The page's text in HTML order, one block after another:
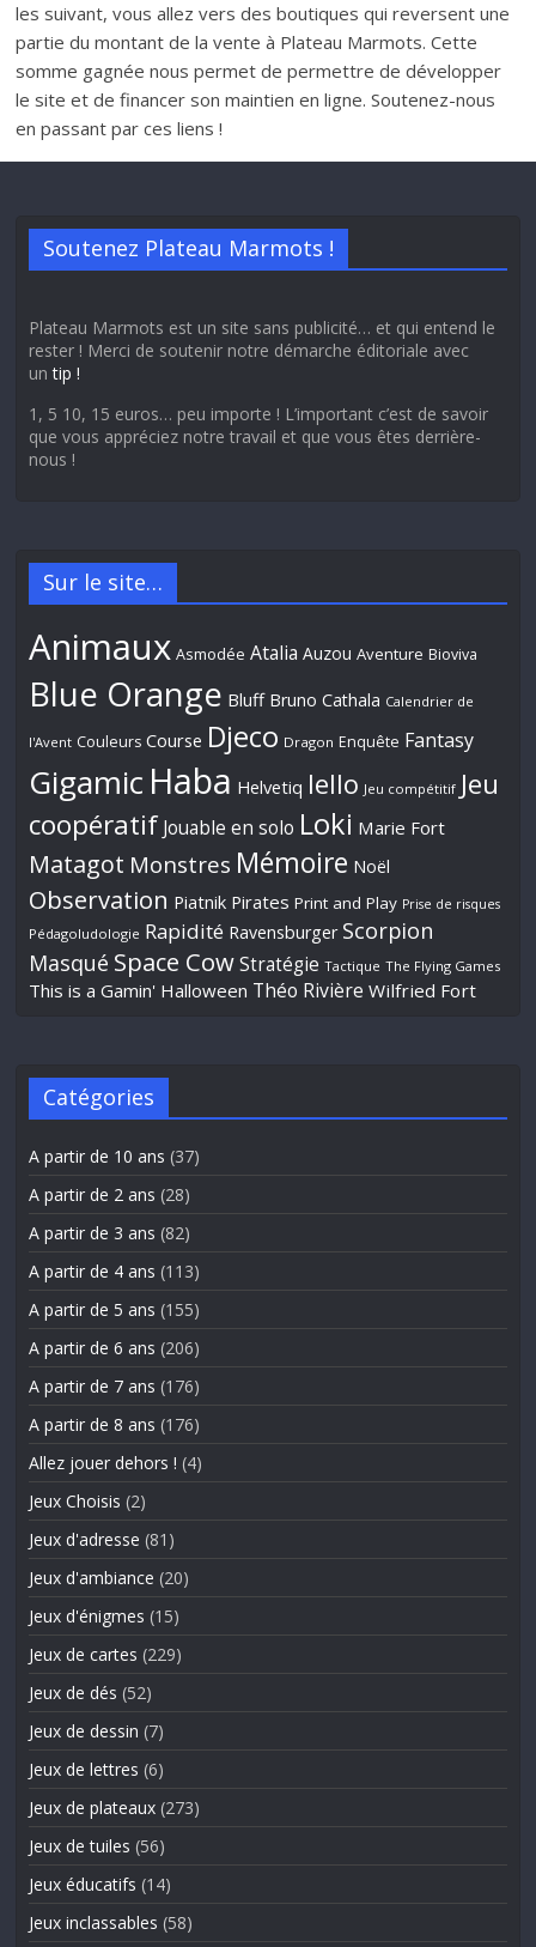
les suivant, vous allez vers des boutiques qui reversent une
partie du montant de la vente à Plateau Marmots. Cette
somme gagnée nous permet de permettre de développer
le site et de financer son maintien en ligne. Soutenez-nous
en passant par ces liens !
Soutenez Plateau Marmots !
Plateau Marmots est un site sans publicité… et qui entend le
rester ! Merci de soutenir notre démarche éditoriale avec
untip !
1, 5 10, 15 euros… peu importe ! L’important c’est de savoir
que vous appréciez notre travail et que vous êtes derrière-
nous !
Sur le site…
Animaux Asmodée Atalia Auzou Aventure Bioviva
Blue Orange Bluff Bruno Cathala Calendrier de
l'Avent Couleurs Course Djeco Dragon Enquête Fantasy
Gigamic Haba Helvetiq Iello Jeu compétitif Jeu
coopératif Jouable en solo Loki Marie Fort
Matagot Monstres Mémoire Noël
Observation Piatnik Pirates Print and Play Prise de risques
Pédagoludologie Rapidité Ravensburger Scorpion
Masqué Space Cow Stratégie Tactique The Flying Games
This is a Gamin' Halloween Théo Rivière Wilfried Fort
Catégories
A partir de 10 ans (37)
A partir de 2 ans (28)
A partir de 3 ans (82)
A partir de 4 ans (113)
A partir de 5 ans (155)
A partir de 6 ans (206)
A partir de 7 ans (176)
A partir de 8 ans (176)
Allez jouer dehors ! (4)
Jeux Choisis (2)
Jeux d'adresse (81)
Jeux d'ambiance (20)
Jeux d'énigmes (15)
Jeux de cartes (229)
Jeux de dés (52)
Jeux de dessin (7)
Jeux de lettres (6)
Jeux de plateaux (273)
Jeux de tuiles (56)
Jeux éducatifs (14)
Jeux inclassables (58)